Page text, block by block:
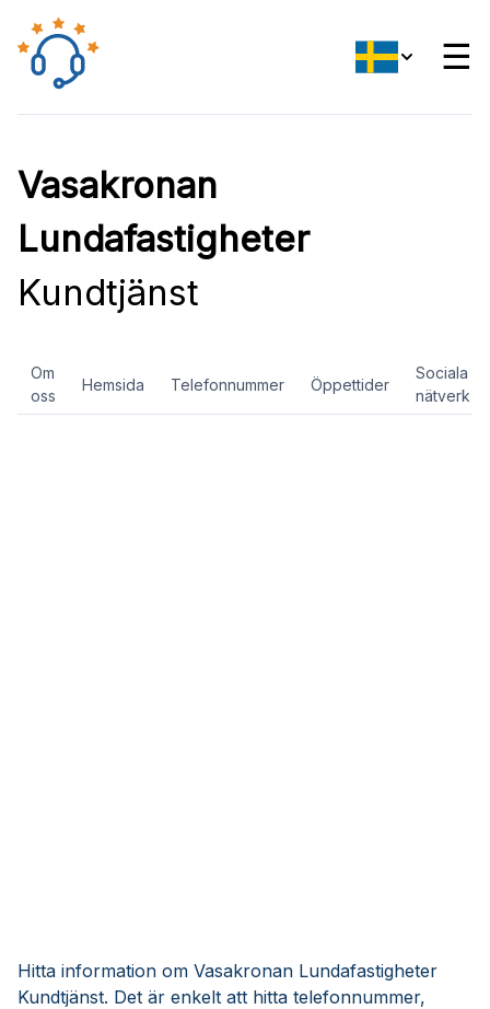
☰
Vasakronan
Lundafastigheter
Kundtjänst
Om
oss
Hemsida Telefonnummer Öppettider
Sociala
nätverk
Hitta information om Vasakronan Lundafastigheter
Kundtjänst. Det är enkelt att hitta telefonnummer,